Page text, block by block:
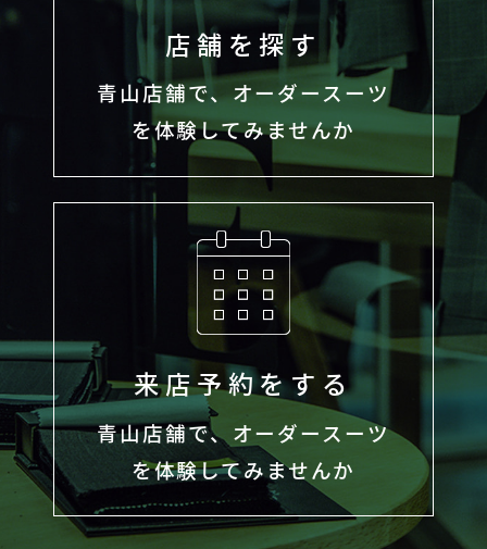
店舗を探す
青山店舗で、オーダースーツ
を体験してみませんか
来店予約をする
青山店舗で、オーダースーツ
を体験してみませんか